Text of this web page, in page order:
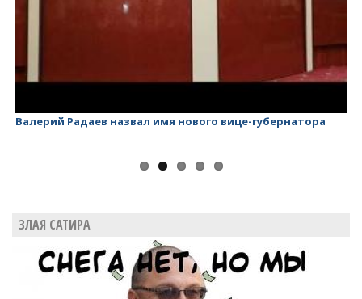
Валерий Радаев назвал имя нового вице-губернатора
ЗЛАЯ САТИРА